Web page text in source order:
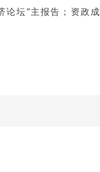
论坛”主报告；资政成